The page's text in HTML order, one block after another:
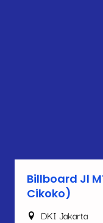
Billboard Jl
Cikoko)
DKI Jakarta